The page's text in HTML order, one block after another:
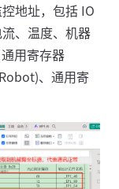
地址，包括 IO
、温度、机器
用寄存器
、通用寄